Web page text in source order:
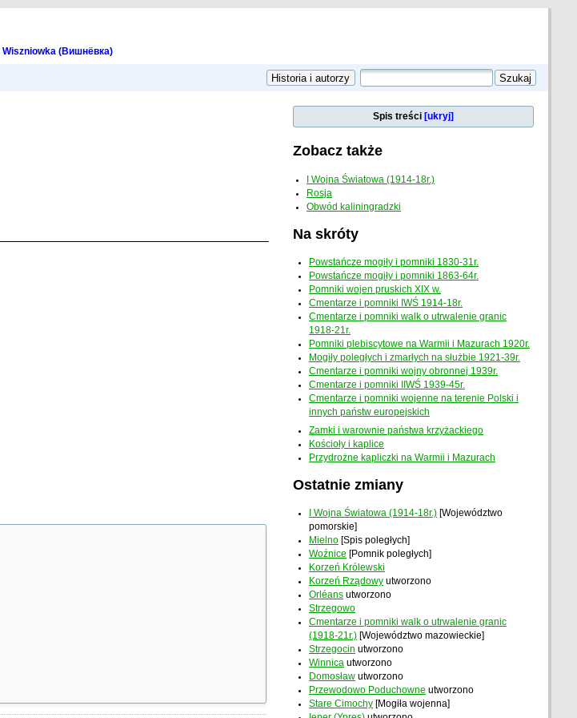
Wiszniowka (Вишнёвка)
Spis treści [ukryj]
Zobacz także
I Wojna Światowa (1914-18r.)
Rosja
Obwód kaliningradzki
Na skróty
Powstańcze mogiły i pomniki 1830-31r.
Powstańcze mogiły i pomniki 1863-64r.
Pomniki wojen pruskich XIX w.
Cmentarze i pomniki IWŚ 1914-18r.
Cmentarze i pomniki walk o utrwalenie granic
1918-21r.
Pomniki plebiscytowe na Warmii i Mazurach 1920r.
Mogiły poległych i zmarłych na służbie 1921-39r.
Cmentarze i pomniki wojny obronnej 1939r.
Cmentarze i pomniki IIWŚ 1939-45r.
Cmentarze i pomniki wojenne na terenie Polski i
innych państw europejskich
Zamki i warownie państwa krzyżackiego
Kościoły i kaplice
Przydrożne kapliczki na Warmii i Mazurach
Ostatnie zmiany
I Wojna Światowa (1914-18r.) [Województwo
pomorskie]
Mielno [Spis poległych]
Woźnice [Pomnik poległych]
Korzeń Królewski
Korzeń Rządowy utworzono
Orléans utworzono
Strzegowo
Cmentarze i pomniki walk o utrwalenie granic
(1918-21r.) [Województwo mazowieckie]
Strzegocin utworzono
Winnica utworzono
Domosław utworzono
Przewodowo Poduchowne utworzono
Stare Cimochy [Mogiła wojenna]